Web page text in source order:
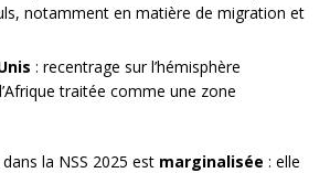
notamment en matière de migration et
: recentrage sur l’hémisphère
traitée comme une zone
la NSS 2025 est marginalisée : elle